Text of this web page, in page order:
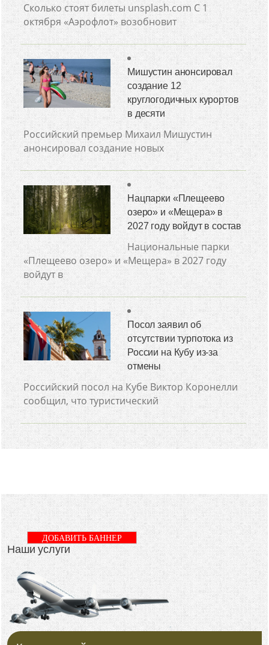
Сколько стоят билеты unsplash.com С 1
октября «Аэрофлот» возобновит
Мишустин анонсировал
создание 12
круглогодичных курортов
в десяти
Российский премьер Михаил Мишустин
анонсировал создание новых
Нацпарки «Плещеево
озеро» и «Мещера» в
2027 году войдут в состав
Национальные парки
«Плещеево озеро» и «Мещера» в 2027 году
войдут в
Посол заявил об
отсутствии турпотока из
России на Кубу из-за
отмены
Российский посол на Кубе Виктор Коронелли
сообщил, что туристический
Наши услуги
ДОБАВИТЬ БАННЕР